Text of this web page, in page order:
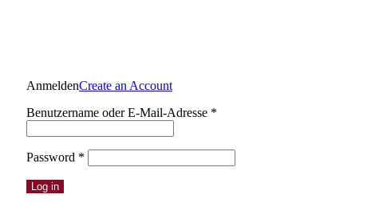
AnmeldenCreate an Account
Benutzername oder E-Mail-Adresse *
Password *
Log in